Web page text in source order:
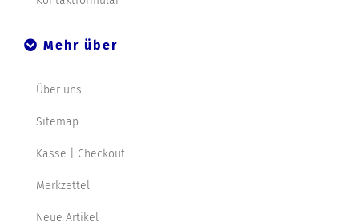
Mehr über
Über uns
Sitemap
Kasse | Checkout
Merkzettel
Neue Artikel